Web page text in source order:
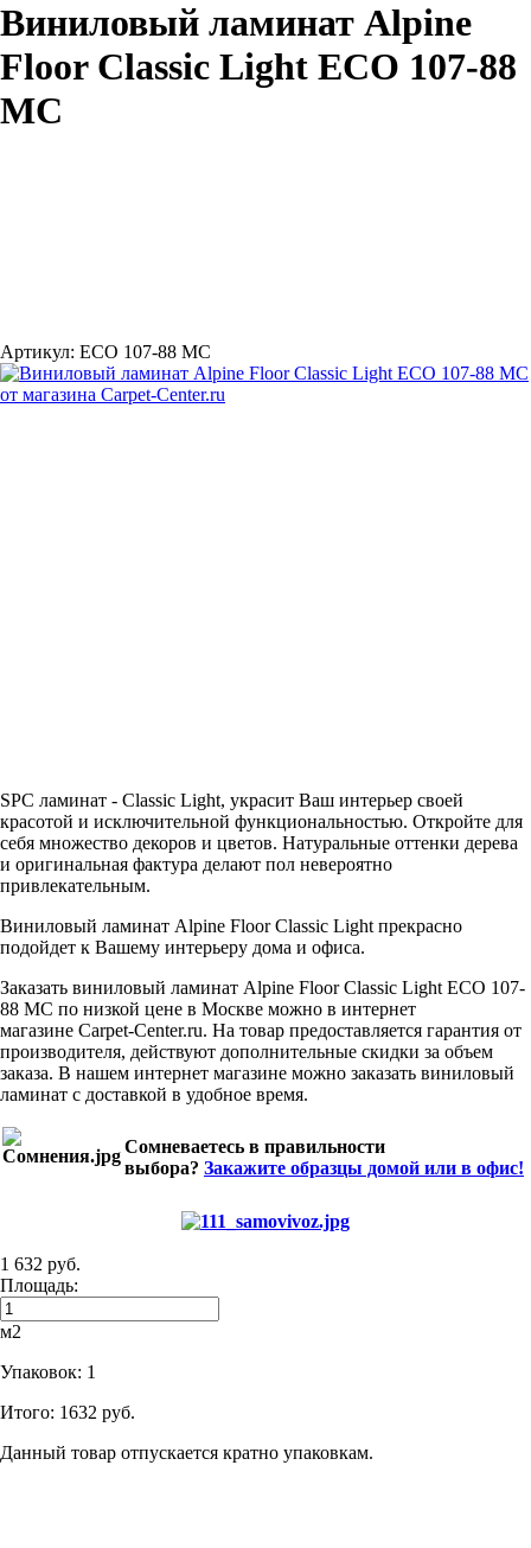
Виниловый ламинат Alpine
Floor Classic Light ECO 107-88
MC
Артикул: ECO 107-88 MC
SPC ламинат - Classic Light, украсит Ваш интерьер своей
красотой и исключительной функциональностью. Откройте для
себя множество декоров и цветов. Натуральные оттенки дерева
и оригинальная фактура делают пол невероятно
привлекательным.
Виниловый ламинат Alpine Floor Classic Light прекрасно
подойдет к Вашему интерьеру дома и офиса.
Заказать виниловый ламинат Alpine Floor Classic Light ECO 107-
88 MC по низкой цене в Москве можно в интернет
магазине Carpet-Center.ru. На товар предоставляется гарантия от
производителя, действуют дополнительные скидки за объем
заказа. В нашем интернет магазине можно заказать виниловый
ламинат с доставкой в удобное время.
Сомневаетесь в правильности
выбора? Закажите образцы домой или в офис!
1 632 руб.
Площадь:
м2
Упаковок: 1
Итого: 1632 руб.
Данный товар отпускается кратно упаковкам.